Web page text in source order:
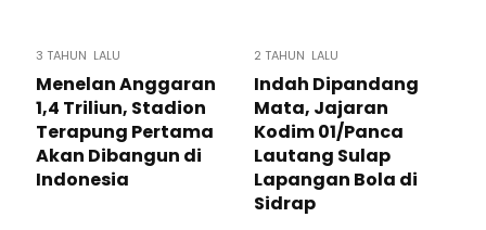
3 TAHUN LALU
Menelan Anggaran
1,4 Triliun, Stadion
Terapung Pertama
Akan Dibangun di
Indonesia
2 TAHUN LALU
Indah Dipandang
Mata, Jajaran
Kodim 01/Panca
Lautang Sulap
Lapangan Bola di
Sidrap